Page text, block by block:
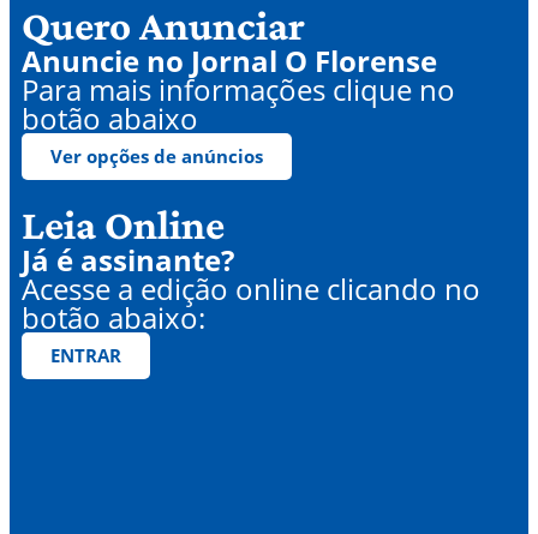
Quero Anunciar
Anuncie no Jornal O Florense
Para mais informações clique no
botão abaixo
Ver opções de anúncios
Leia Online
Já é assinante?
Acesse a edição online clicando no
botão abaixo:
ENTRAR